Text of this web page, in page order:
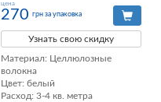
цена
270 грн за упаковка
Узнать свою скидку
Материал: Целлюлозные
волокна
Цвет: белый
Расход: 3-4 кв. метра